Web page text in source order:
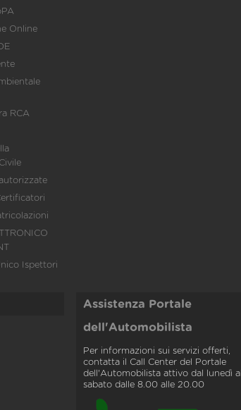
Online
RCA
Ispettori
Assistenza Portale
dell'Automobilista
Per informazioni sui servizi offerti,
contatta il Call Center del Portale
dell'Automobilista attivo dal lunedì al
sabato dalle 8.00 alle 20.00